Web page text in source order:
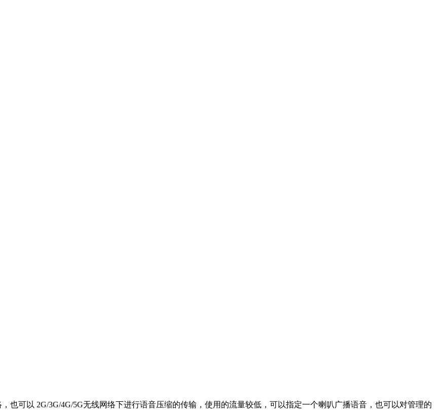
也可以 2G/3G/4G/5G无线网络下进行语音压缩的传输，使用的流量较低，可以指定一个喇叭广播语音，也可以对管理的